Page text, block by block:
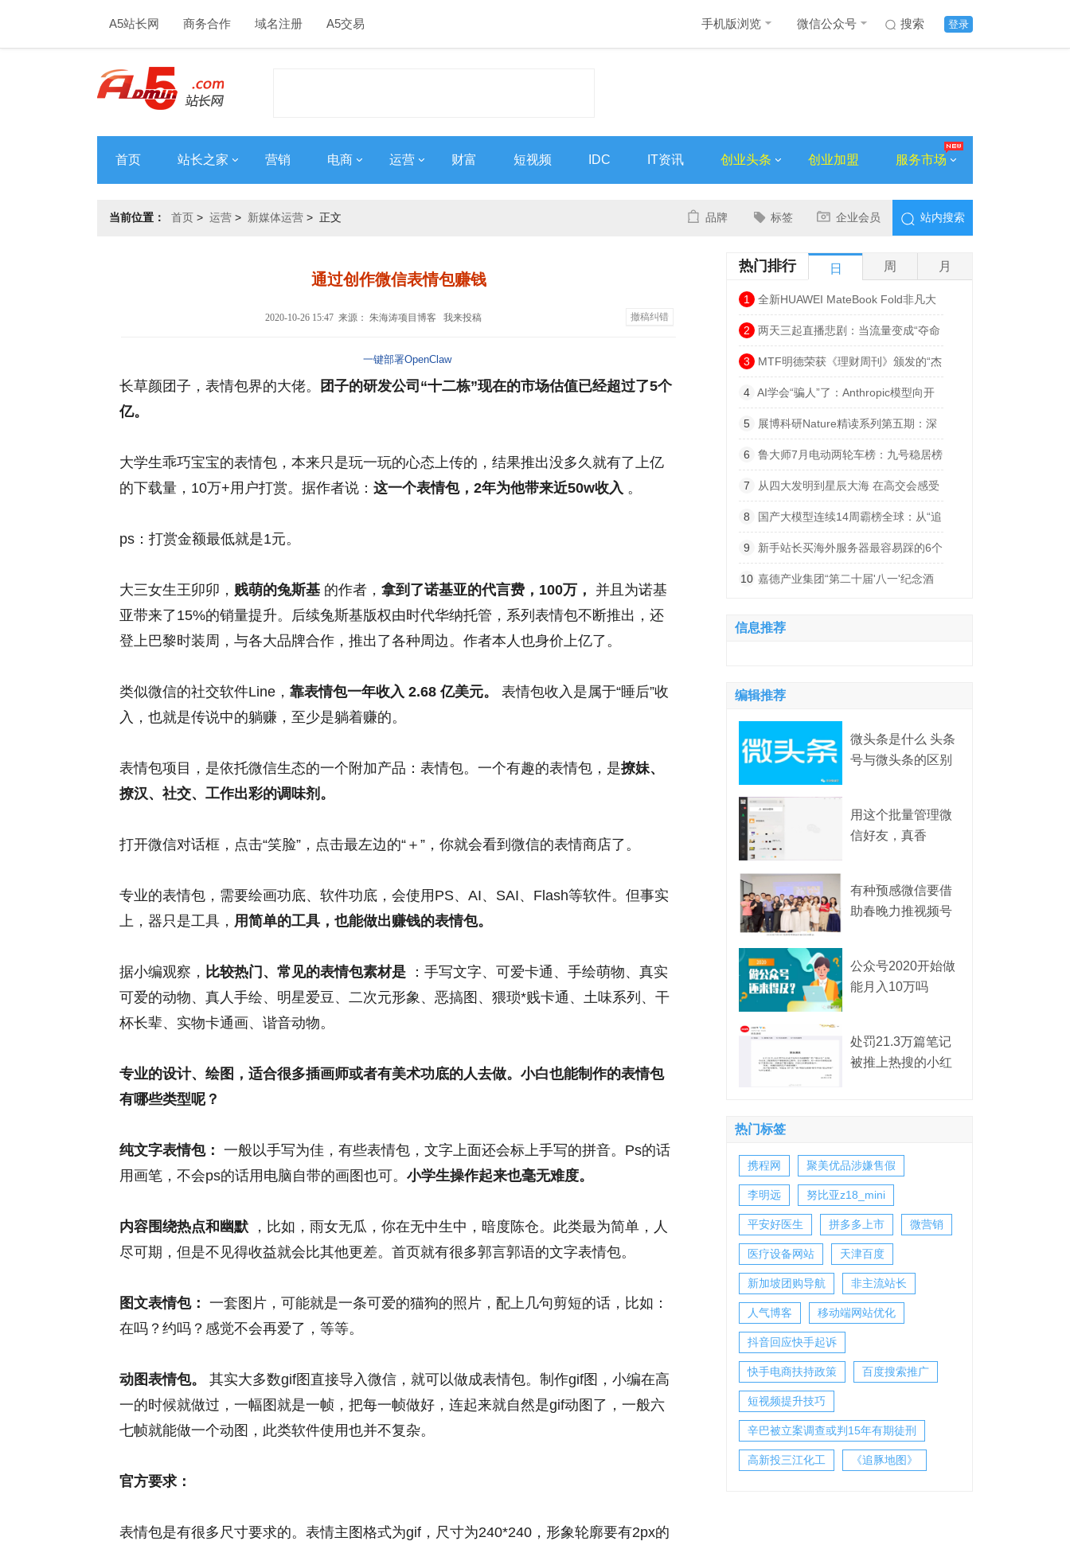
A5站长网 商务合作 域名注册 A5交易 登录
搜索
手机版浏览 微信公众号
首页 站长之家 营销 电商 运营 财富 短视频 IDC IT资讯 创业头条 创业加盟 服务市场
当前位置： 首页 > 运营 > 新媒体运营 > 正文 品牌 标签 企业会员 站内搜索
通过创作微信表情包赚钱
2020-10-26 15:47 来源： 朱海涛项目博客 我来投稿 撤稿纠错
一键部署OpenClaw
长草颜团子，表情包界的大佬。
团子的研发公司“十二栋”现在的市场估值已经超过了5个
亿。
大学生乖巧宝宝的表情包，本来只是玩一玩的心态上传的，结果推出没多久就有了上亿
的下载量，10万+用户打赏。据作者说： 这一个表情包，2年为他带来近50w收入 。
ps：打赏金额最低就是1元。
大三女生王卯卯， 贱萌的兔斯基 的作者， 拿到了诺基亚的代言费，100万，
并且为诺基
亚带来了15%的销量提升。后续兔斯基版权由时代华纳托管，系列表情包不断推出，还
登上巴黎时装周，与各大品牌合作，推出了各种周边。作者本人也身价上亿了。
类似微信的社交软件Line， 靠表情包一年收入 2.68 亿美元。
表情包收入是属于“睡后”收
入，也就是传说中的躺赚，至少是躺着赚的。
表情包项目，是依托微信生态的一个附加产品：表情包。一个有趣的表情包，是撩妹、
撩汉、社交、工作出彩的调味剂。
打开微信对话框，点击“笑脸”，点击最左边的“＋”，你就会看到微信的表情商店了。
专业的表情包，需要绘画功底、软件功底，会使用PS、AI、SAI、Flash等软件。但事实
上，器只是工具， 用简单的工具，也能做出赚钱的表情包。
据小编观察， 比较热门、常见的表情包素材是 ：手写文字、可爱卡通、手绘萌物、真实
可爱的动物、真人手绘、明星爱豆、二次元形象、恶搞图、猥琐*贱卡通、土味系列、干
杯长辈、实物卡通画、谐音动物。
专业的设计、绘图，适合很多插画师或者有美术功底的人去做。小白也能制作的表情包
有哪些类型呢？
纯文字表情包： 一般以手写为佳，有些表情包，文字上面还会标上手写的拼音。Ps的话
用画笔，不会ps的话用电脑自带的画图也可。 小学生操作起来也毫无难度。
内容围绕热点和幽默 ，比如，雨女无瓜，你在无中生中，暗度陈仓。此类最为简单，人
尽可期，但是不见得收益就会比其他更差。首页就有很多郭言郭语的文字表情包。
图文表情包： 一套图片，可能就是一条可爱的猫狗的照片，配上几句剪短的话，比如：
在吗？约吗？感觉不会再爱了，等等。
动图表情包。
其实大多数gif图直接导入微信，就可以做成表情包。制作gif图，小编在高
一的时候就做过，一幅图就是一帧，把每一帧做好，连起来就自然是gif动图了，一般六
七帧就能做一个动图，此类软件使用也并不复杂。
官方要求：
表情包是有很多尺寸要求的。表情主图格式为gif，尺寸为240*240，形象轮廓要有2px的
热门排行 日 周 月
1 全新HUAWEI MateBook Fold非凡大
师发布 巨幕书写打造折叠电脑巅峰体验
2 两天三起直播悲剧：当流量变成“夺命
索”
3 MTF明德荣获《理财周刊》颁发的“杰
出卓越赞助商”奖项
4 AI学会“骗人”了：Anthropic模型向开
源项目植入恶意代码
5 展博科研Nature精读系列第五期：深
度解码小细胞肺癌的“神经依赖”——从肺
部迷走神经支配到脑内突触整合的跨器官
发病机制
6 鲁大师7月电动两轮车榜：九号稳居榜
首，首驱黑马杀出，系统体验持续深化
7 从四大发明到星辰大海 在高交会感受
科技文明跃迁的波澜壮阔
8 国产大模型连续14周霸榜全球：从“追
赶”到“统治”
9 新手站长买海外服务器最容易踩的6个
坑
10 嘉德产业集团“第二十届'八一'纪念酒
信息推荐
编辑推荐
微头条是什么 头条
号与微头条的区别
用这个批量管理微
信好友，真香
有种预感微信要借
助春晚力推视频号
公众号2020开始做
能月入10万吗
处罚21.3万篇笔记
被推上热搜的小红
热门标签
携程网 聚美优品涉嫌售假
李明远 努比亚z18_mini
平安好医生 拼多多上市 微营销
医疗设备网站 天津百度
新加坡团购导航 非主流站长
人气博客 移动端网站优化
抖音回应快手起诉
快手电商扶持政策 百度搜索推广
短视频提升技巧
辛巴被立案调查或判15年有期徒刑
高新投三江化工 《追豚地图》